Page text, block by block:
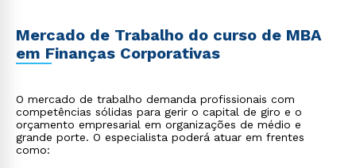
Mercado de Trabalho do curso de MBA
em Finanças Corporativas
O mercado de trabalho demanda profissionais com
competências sólidas para gerir o capital de giro e o
orçamento empresarial em organizações de médio e
grande porte. O especialista poderá atuar em frentes
como: